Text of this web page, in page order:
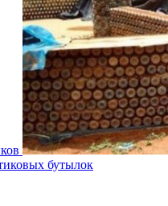
бутылок